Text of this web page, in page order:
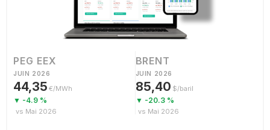
PEG EEX
JUIN 2026
44,35 €/MWh
▼ -4.9 %
vs Mai 2026
BRENT
JUIN 2026
85,40 $/baril
▼ -20.3 %
vs Mai 2026